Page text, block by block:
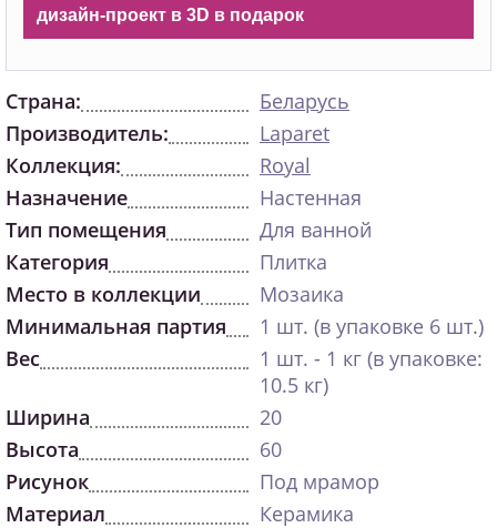
Страна:
Беларусь
Производитель:
Laparet
Коллекция:
Royal
Назначение
Настенная
Тип помещения
Для ванной
Категория
Плитка
Место в коллекции
Мозаика
Минимальная партия
1 шт. (в упаковке 6 шт.)
Вес
1 шт. - 1 кг (в упаковке:
10.5 кг)
Ширина
20
Высота
60
Рисунок
Под мрамор
Материал
Керамика
дизайн-проект в 3D в подарок